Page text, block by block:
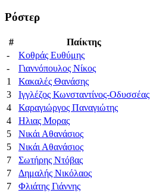
Ρόστερ
#
Παίκτης
-
Κοθράς Ευθύμης
-
Γιαννόπουλος Νίκος
1
Κακαλές Θανάσης
3
Ιγγλέζος Κωνσταντίνος-Οδυσσέας
4
Καραγιώργος Παναγιώτης
4
Ηλιας Μορας
5
Νικάι Αθανάσιος
5
Νικάι Αθανάσιος
7
Σωτήρης Ντόβας
7
Δημαλής Νικόλαος
7
Φλιάτης Γιάννης